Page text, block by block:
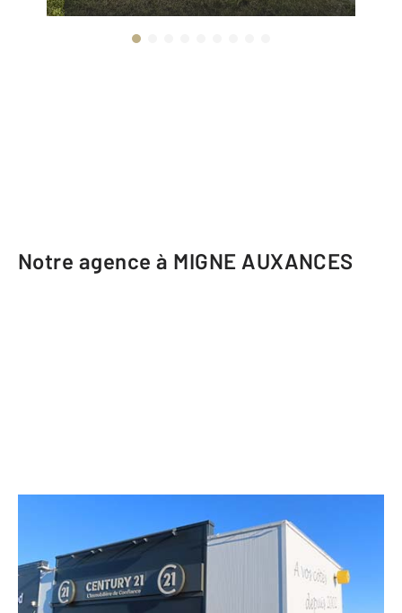
Notre agence à MIGNE AUXANCES
Confiance
1 rue Germaine Tillion
MIGNE AUXANCES - 86440